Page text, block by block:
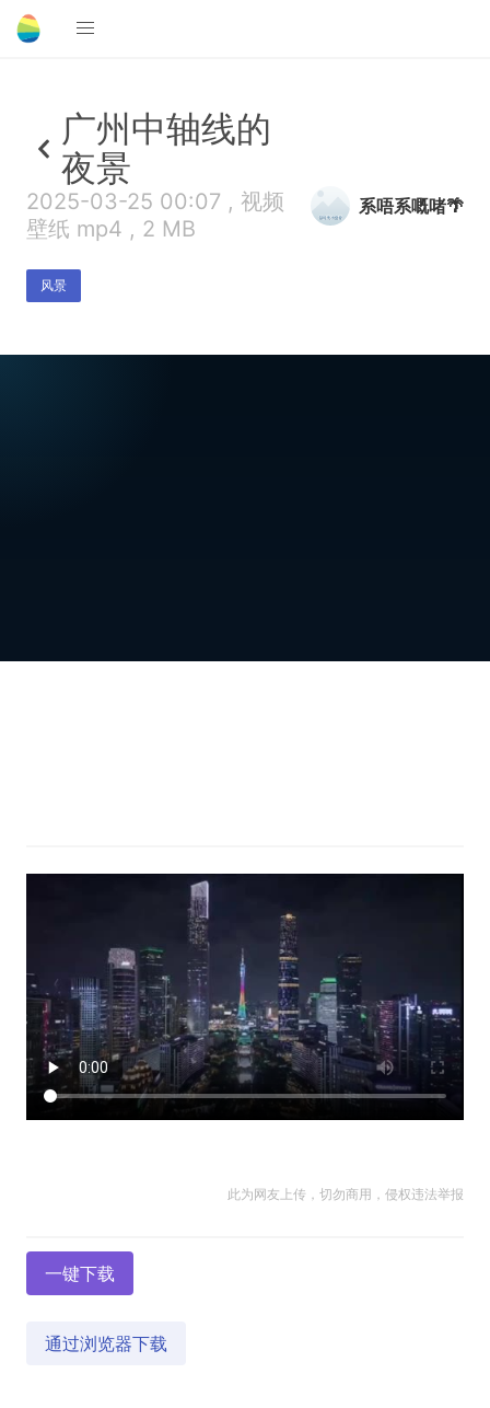
广州中轴线的
夜景
2025-03-25 00:07 , 视频
壁纸 mp4 , 2 MB
风景
系唔系嘅啫🌴
此为网友上传，切勿商用，侵权违法举报
一键下载
通过浏览器下载